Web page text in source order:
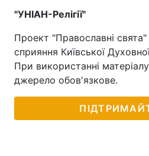
"УНІАН-Релігії"
Проект "Православні свята"
сприяння Київської
При використанні
джерело обов'язкове.